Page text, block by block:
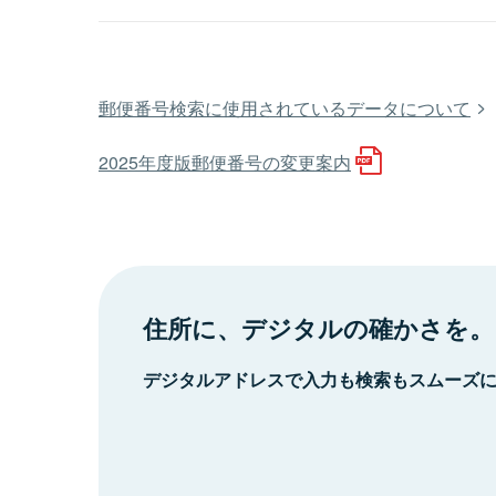
郵便番号検索に使用されているデータについて
2025年度版郵便番号の変更案内
住所に、デジタルの確かさを。
デジタルアドレスで入力も検索もスムーズ